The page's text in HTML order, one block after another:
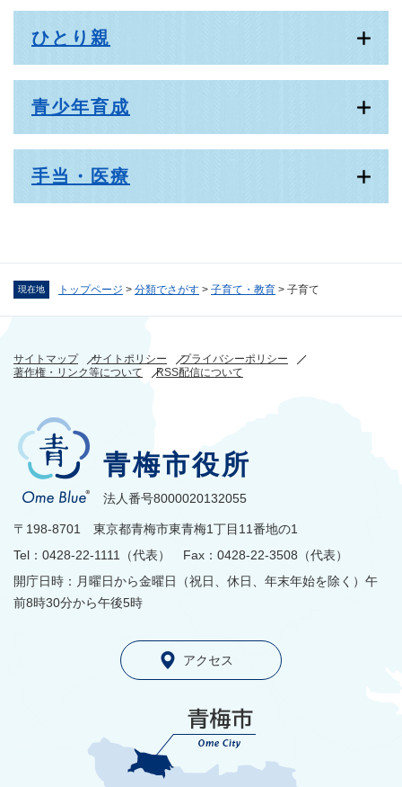
現在地 トップページ > 分類でさがす > 子育て・教育 > 子育て
ひとり親
青少年育成
手当・医療
サイトマップ サイトポリシー
プライバシーポリシー
著作権・リンク等について
RSS配信について
青梅市役所
法人番号8000020132055
〒198-8701 東京都青梅市東青梅1丁目11番地の1
Tel：0428-22-1111（代表） Fax：0428-22-3508（代表）
開庁日時：月曜日から金曜日（祝日、休日、年末年始を除く）午
前8時30分から午後5時
アクセス